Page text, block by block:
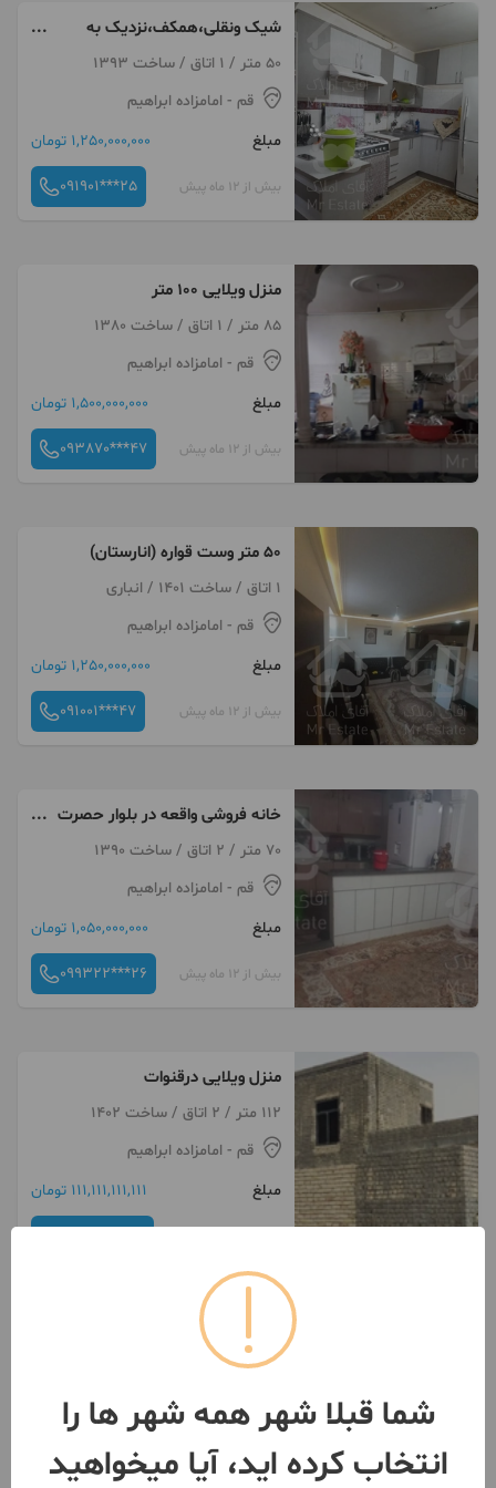
شیک ونقلی،همکف،نزدیک به
پارک50 متر / 1 اتاق / ساخت 1393
قم - امامزاده ابراهیم
مبلغ
1,250,000,000 تومان
بیش از 12 ماه پیش 091901***25
منزل ویلایی ۱۰۰ متر
85 متر / 1 اتاق / ساخت 1380
قم - امامزاده ابراهیم
مبلغ
1,500,000,000 تومان
بیش از 12 ماه پیش 093870***47
۵۰ متر وست قواره (انارستان)
1 اتاق / ساخت 1401 / انباری
قم - امامزاده ابراهیم
مبلغ
1,250,000,000 تومان
بیش از 12 ماه پیش 091001***47
خانه فروشی واقعه در بلوار حصرت
معصومه70 متر / 2 اتاق / ساخت 1390
قم - امامزاده ابراهیم
مبلغ
1,050,000,000 تومان
بیش از 12 ماه پیش 099322***26
منزل ویلایی درقنوات
112 متر / 2 اتاق / ساخت 1402
قم - امامزاده ابراهیم
مبلغ
111,111,111,111 تومان
شما قبلا شهر همه شهر ها را
انتخاب کرده اید، آیا میخواهید